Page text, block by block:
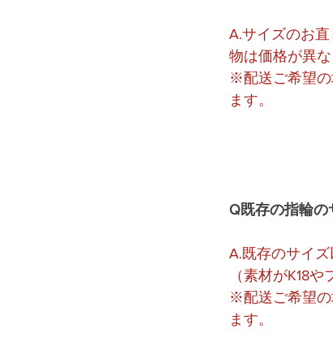
A.サイズのお
物は価格が異
※配送ご希望の
ます。
Q既存の指輪の
A.既存のサイ
（素材がK18
※配送ご希望の
ます。